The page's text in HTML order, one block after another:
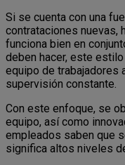
Si se cuenta con una
contrataciones nuevas,
funciona bien en
deben hacer, este
equipo de trabajadores
supervisión constante.
Con este enfoque, se
equipo, así como
empleados saben que
significa altos niveles